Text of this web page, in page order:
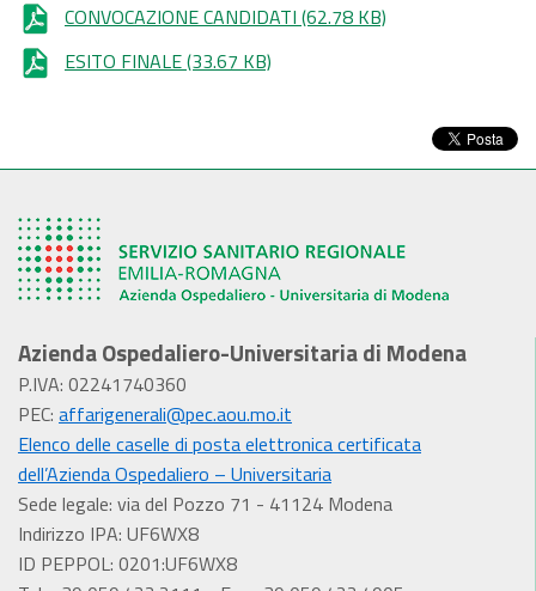
CONVOCAZIONE CANDIDATI (62.78 KB)
ESITO FINALE(33.67 KB)
Azienda Ospedaliero-Universitaria di Modena
P.IVA: 02241740360
PEC: affarigenerali@pec.aou.mo.it
Elenco delle caselle di posta elettronica certificata
dell’Azienda Ospedaliero – Universitaria
Sede legale: via del Pozzo 71 - 41124 Modena
Indirizzo IPA: UF6WX8
ID PEPPOL: 0201:UF6WX8